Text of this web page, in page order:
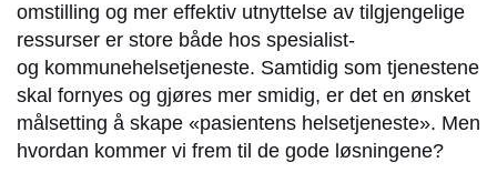
omstilling og mer effektiv utnyttelse av tilgjengelige
ressurser er store både hos spesialist-
og kommunehelsetjeneste. Samtidig som tjenestene
skal fornyes og gjøres mer smidig, er det en ønsket
målsetting å skape «pasientens helsetjeneste». Men
hvordan kommer vi frem til de gode løsningene?